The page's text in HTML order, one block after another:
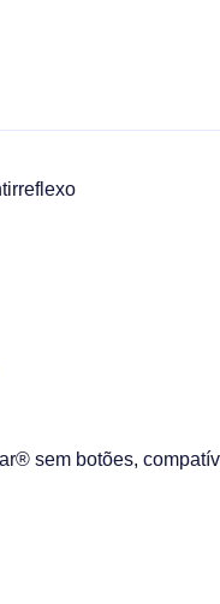
sem botões,